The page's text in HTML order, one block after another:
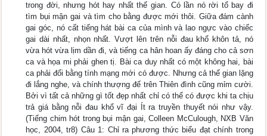
trong đời, nhưng hót hay nhất thế gian. Có lần nó rời tổ bay đi
tìm bụi mận gai và tìm cho bằng được mới thôi. Giữa đám cành
gai góc, nó cất tiếng hát bài ca của mình và lao ngực vào chiếc
gai dài nhất, nhọn nhất. Vượt lên trên nỗi đau khổ khôn tả, nó
vừa hót vừa lịm dần đi, và tiếng ca hân hoan ấy đáng cho cả sơn
ca và họa mi phải ghen tị. Bài ca duy nhất có một không hai, bài
ca phải đổi bằng tính mạng mới có được. Nhưng cả thế gian lặng
đi lắng nghe, và chính thượng đế trên Thiên đình cũng mỉm cười.
Bởi vì tất cả những gì tốt đẹp nhất chỉ có thể có được khi ta chịu
trả giá bằng nỗi đau khổ vĩ đại Ít ra truyền thuyết nói như vậy.
(Tiếng chim hót trong bụi mận gai, Colleen McCulough, NXB Văn
học, 2004, tr8) Câu 1: Chỉ ra phương thức biểu đạt chính trong